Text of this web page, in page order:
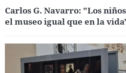
Carlos G. Navarro: "Los
el museo igual que en la